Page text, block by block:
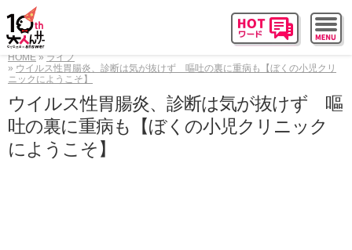
HOME
ライフ
ウイルス性胃腸炎、診断は気が抜けず 嘔吐の裏に重病も【ぼくの小児クリ
ニックにようこそ】
ウイルス性胃腸炎、診断は気が抜けず 嘔
吐の裏に重病も【ぼくの小児クリニック
にようこそ】